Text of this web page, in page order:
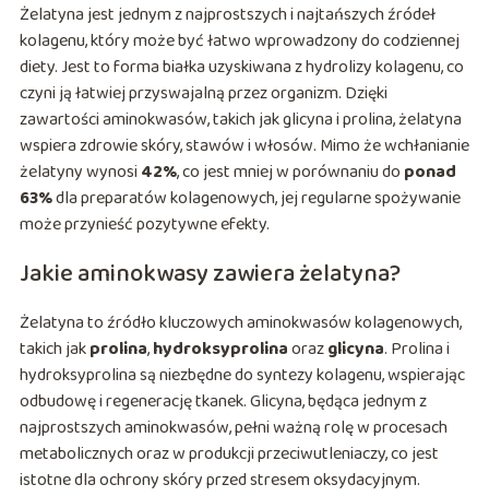
Żelatyna jest jednym z najprostszych i najtańszych źródeł
kolagenu, który może być łatwo wprowadzony do codziennej
diety. Jest to forma białka uzyskiwana z hydrolizy kolagenu, co
czyni ją łatwiej przyswajalną przez organizm. Dzięki
zawartości aminokwasów, takich jak glicyna i prolina, żelatyna
wspiera zdrowie skóry, stawów i włosów. Mimo że wchłanianie
żelatyny wynosi 42%, co jest mniej w porównaniu do ponad
63%dla preparatów kolagenowych, jej regularne spożywanie
może przynieść pozytywne efekty.
Jakie aminokwasy zawiera żelatyna?
Żelatyna to źródło kluczowych aminokwasów kolagenowych,
takich jakprolina,hydroksyprolinaorazglicyna. Prolina i
hydroksyprolina są niezbędne do syntezy kolagenu, wspierając
odbudowę i regenerację tkanek. Glicyna, będąca jednym z
najprostszych aminokwasów, pełni ważną rolę w procesach
metabolicznych oraz w produkcji przeciwutleniaczy, co jest
istotne dla ochrony skóry przed stresem oksydacyjnym.